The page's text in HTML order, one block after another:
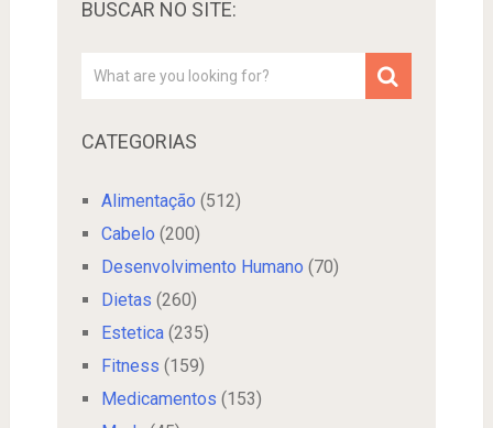
BUSCAR NO SITE:
CATEGORIAS
Alimentação (512)
Cabelo (200)
Desenvolvimento Humano (70)
Dietas (260)
Estetica(235)
Fitness (159)
Medicamentos (153)